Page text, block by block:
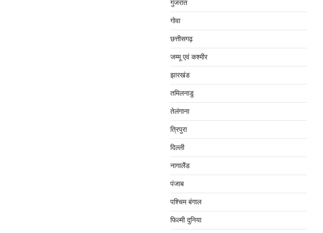
गुजरात
गोवा
छत्तीसगढ़
जम्‍मू एवं कश्‍मीर
झारखंड
तमिलनाडु
तेलंगाना
त्रिपुरा
दिल्‍ली
नागालैंड
पंजाब
पश्चिम बंगाल
फिल्मी दुनिया